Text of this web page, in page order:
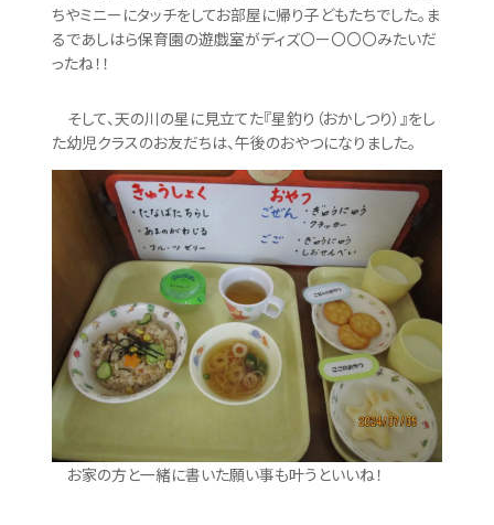
ちやミニーにタッチをしてお部屋に帰り子どもたちでした。ま
るであしはら保育園の遊戯室がディズ〇ー〇〇〇みたいだ
ったね！！
そして、天の川の星に見立てた『星釣り（おかしつり）』をし
た幼児クラスのお友だちは、午後のおやつになりました。
お家の方と一緒に書いた願い事も叶うといいね！